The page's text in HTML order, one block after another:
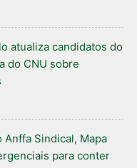
atualiza candidatos do
do CNU sobre
Sindical, Mapa
para conter